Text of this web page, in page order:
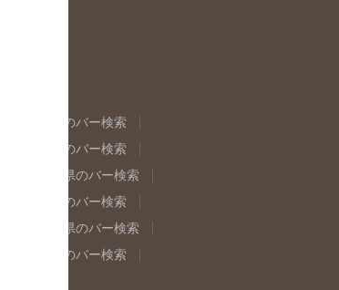
福島県のバー検索
東京都のバー検索
岐阜県のバー検索
奈良県のバー検索
島根県のバー検索
佐賀県のバー検索